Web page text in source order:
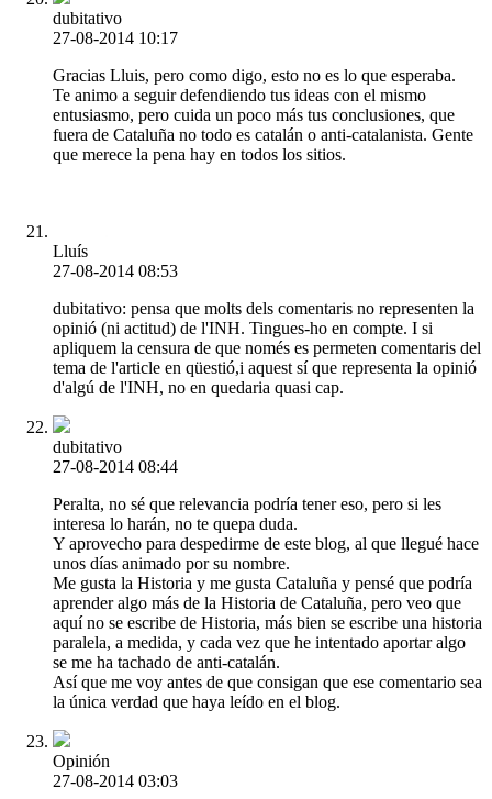
dubitativo
27-08-2014 10:17
Gracias Lluis, pero como digo, esto no es lo que esperaba.
Te animo a seguir defendiendo tus ideas con el mismo
entusiasmo, pero cuida un poco más tus conclusiones, que
fuera de Cataluña no todo es catalán o anti-catalanista. Gente
que merece la pena hay en todos los sitios.
Lluís
27-08-2014 08:53
dubitativo: pensa que molts dels comentaris no representen la
opinió (ni actitud) de l'INH. Tingues-ho en compte. I si
apliquem la censura de que només es permeten comentaris del
tema de l'article en qüestió,i aquest sí que representa la opinió
d'algú de l'INH, no en quedaria quasi cap.
dubitativo
27-08-2014 08:44
Peralta, no sé que relevancia podría tener eso, pero si les
interesa lo harán, no te quepa duda.
Y aprovecho para despedirme de este blog, al que llegué hace
unos días animado por su nombre.
Me gusta la Historia y me gusta Cataluña y pensé que podría
aprender algo más de la Historia de Cataluña, pero veo que
aquí no se escribe de Historia, más bien se escribe una historia
paralela, a medida, y cada vez que he intentado aportar algo
se me ha tachado de anti-catalán.
Así que me voy antes de que consigan que ese comentario sea
la única verdad que haya leído en el blog.
Opinión
27-08-2014 03:03